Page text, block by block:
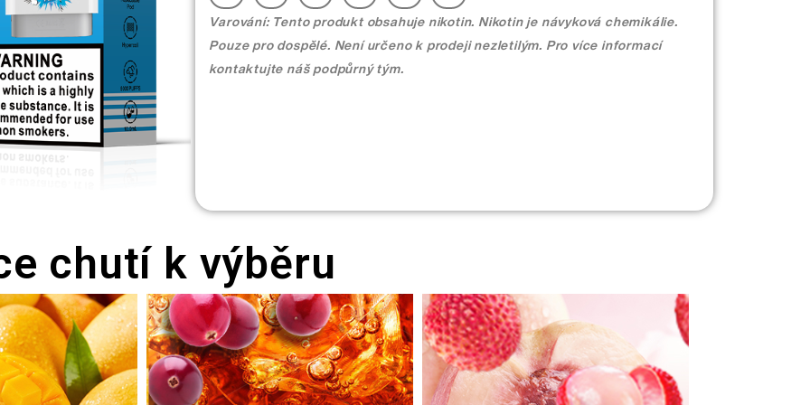
Varování: Tento produkt obsahuje nikotin. Nikotin je návyková chemikálie.
Pouze pro dospělé. Není určeno k prodeji nezletilým. Pro více informací
kontaktujte náš podpůrný tým.
chutí k výběru